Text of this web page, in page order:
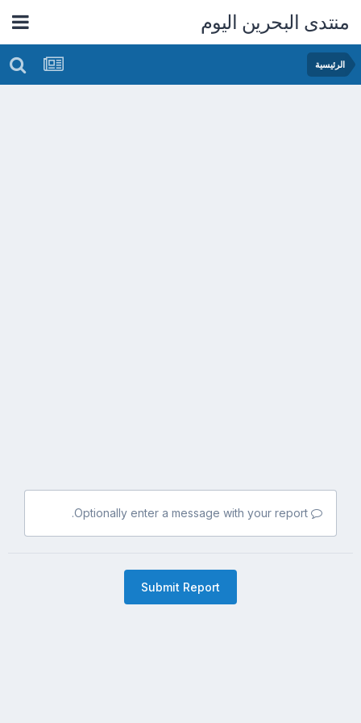
منتدى البحرين اليوم
الرئيسية
Submit Report